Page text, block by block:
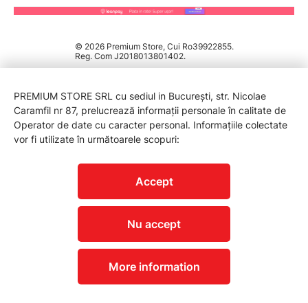
© 2026 Premium Store, Cui Ro39922855.
Reg. Com J2018013801402.
PREMIUM STORE SRL cu sediul in București, str. Nicolae
Caramfil nr 87, prelucrează informații personale în calitate de
Operator de date cu caracter personal. Informațiile colectate
vor fi utilizate în următoarele scopuri:
Accept
Nu accept
More information